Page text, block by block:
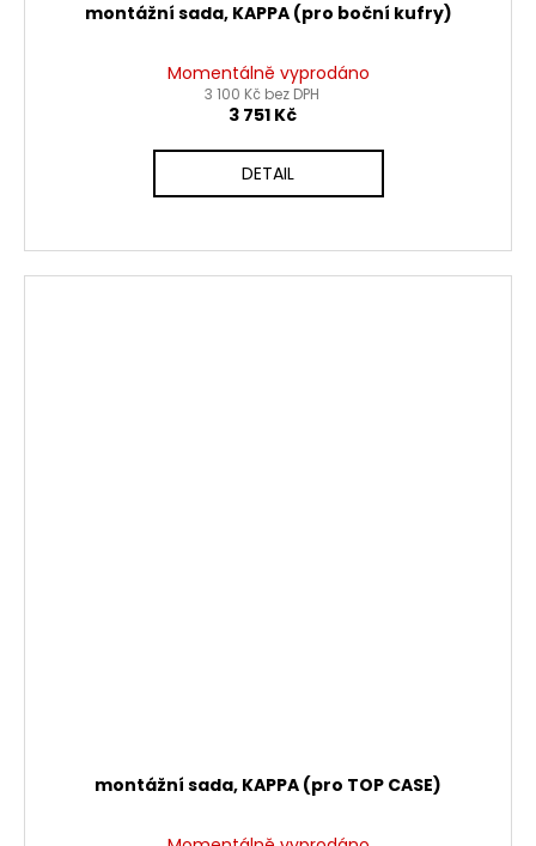
montážní sada, KAPPA (pro boční kufry)
Momentálně vyprodáno
3 100 Kč bez DPH
3 751 Kč
DETAIL
montážní sada, KAPPA (pro TOP CASE)